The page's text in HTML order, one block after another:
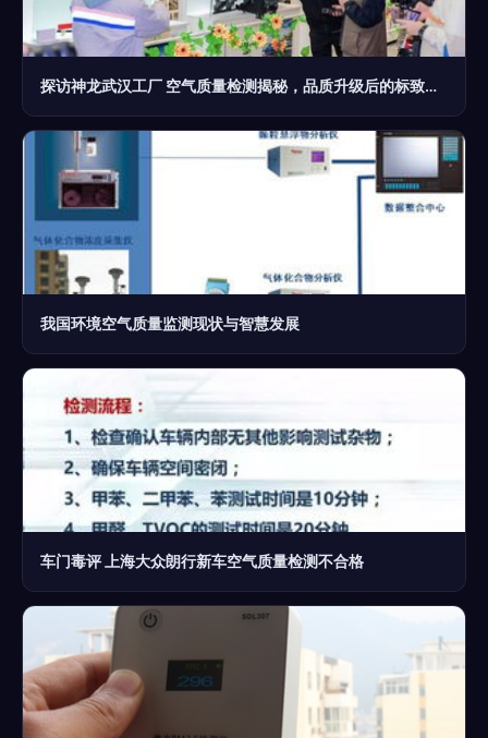
探访神龙武汉工厂 空气质量检测揭秘，品质升级后的标致、雪铁龙是否值得入手？
我国环境空气质量监测现状与智慧发展
车门毒评 上海大众朗行新车空气质量检测不合格